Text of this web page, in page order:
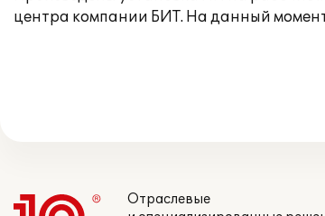
центра компании БИТ. На данный
Отраслевые